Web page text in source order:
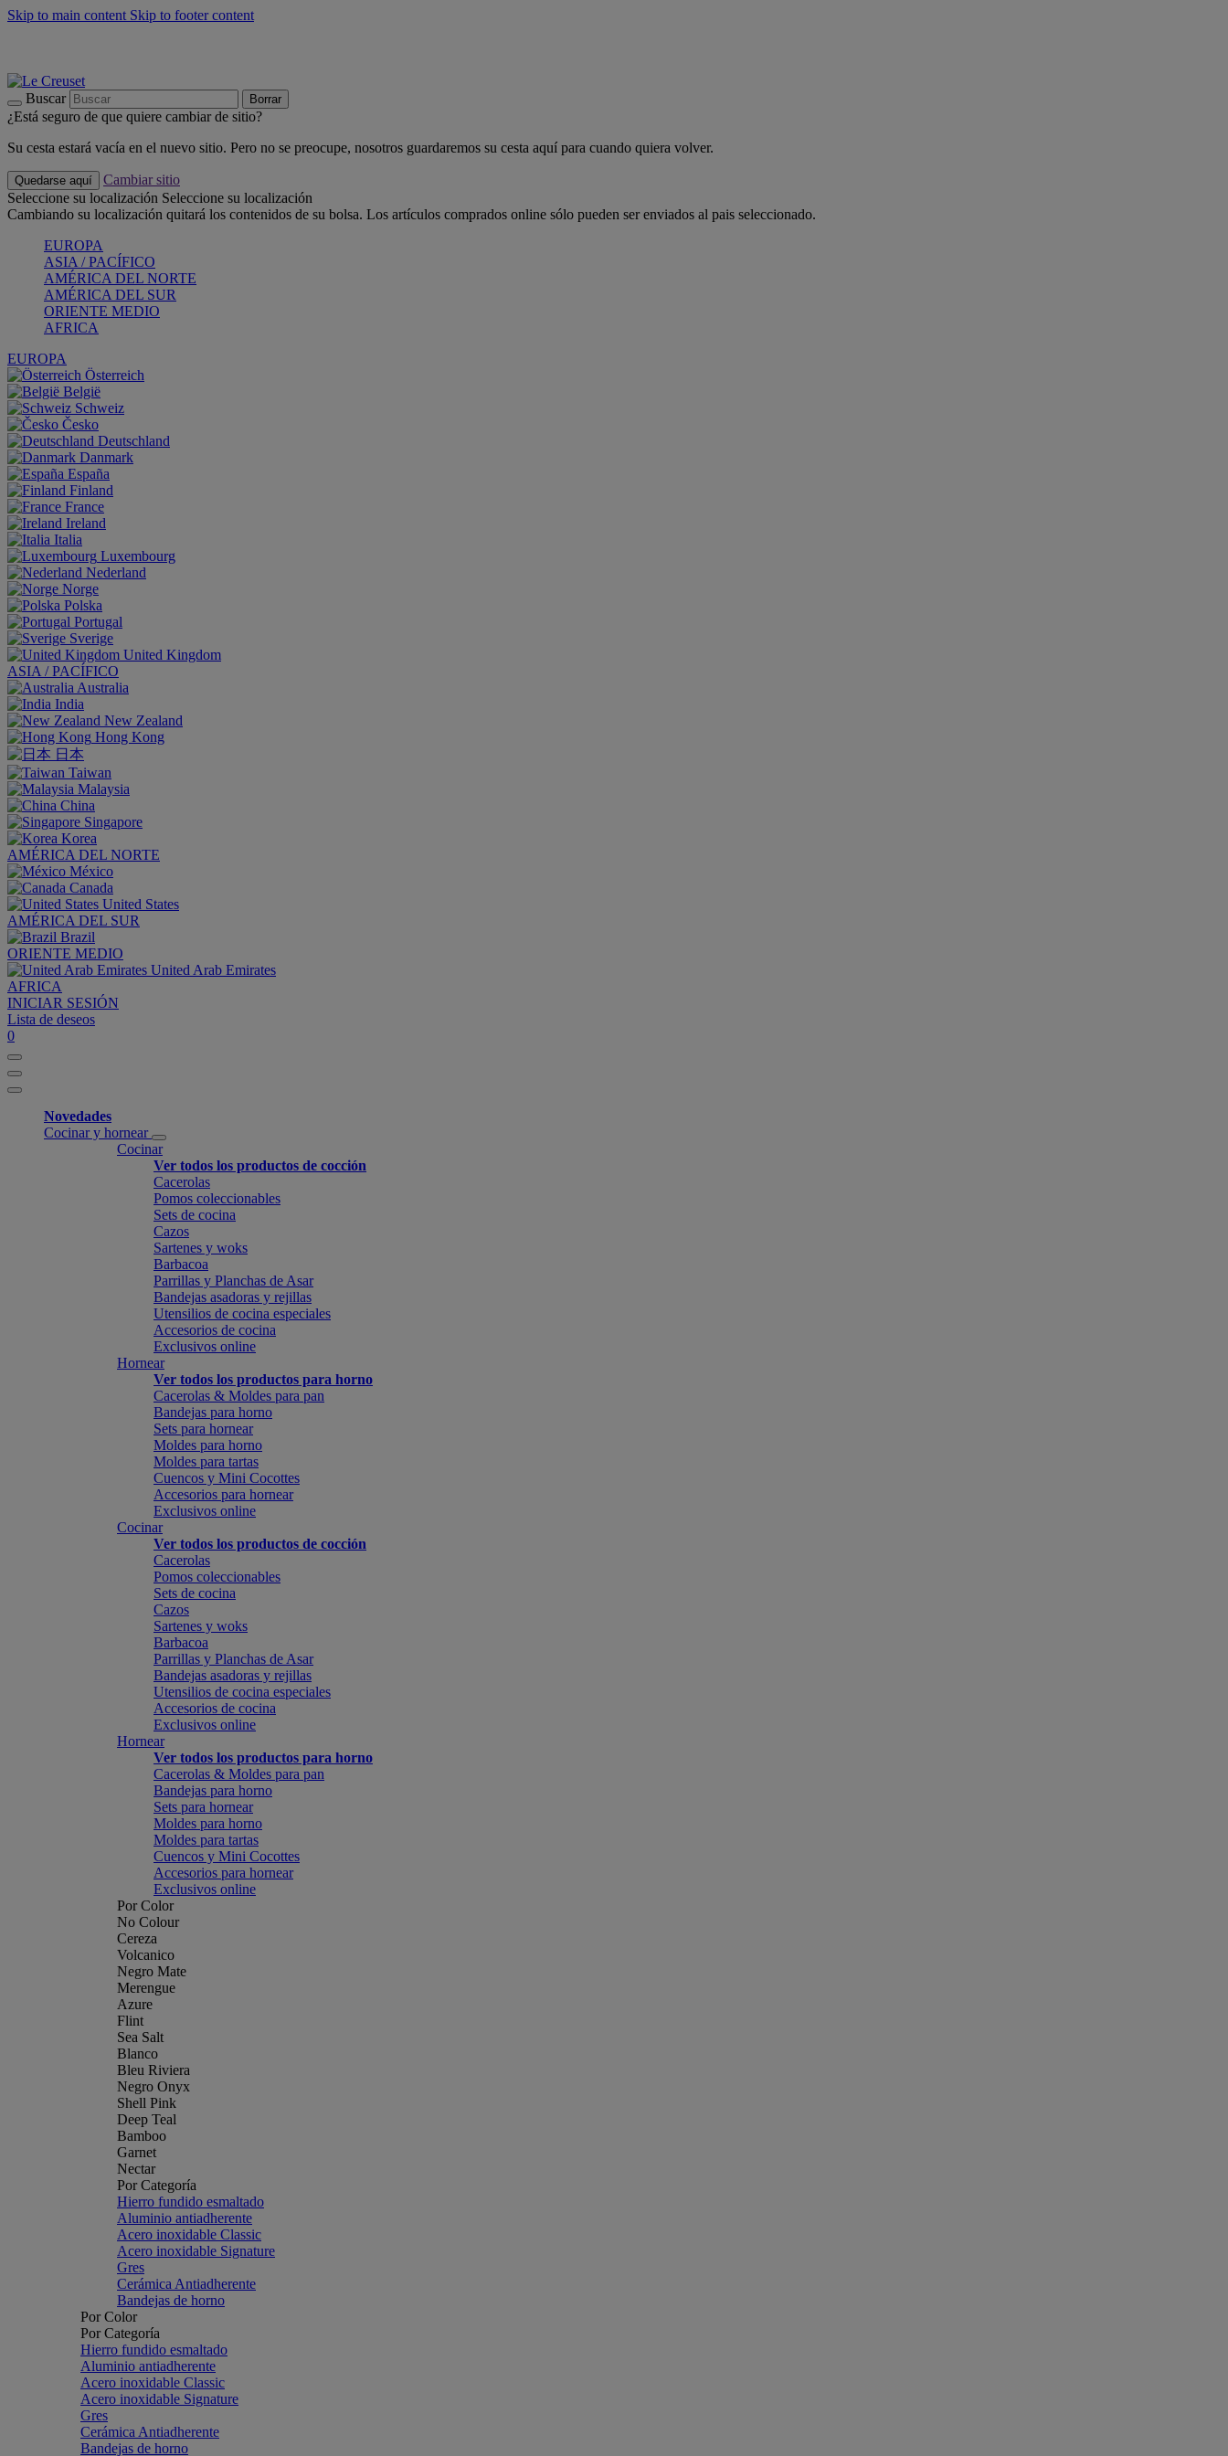
Skip to main content Skip to footer content
Buscar Borrar
¿Está seguro de que quiere cambiar de sitio?
Su cesta estará vacía en el nuevo sitio. Pero no se preocupe, nosotros guardaremos su cesta aquí para cuando quiera volver.
Quedarse aquí
Cambiar sitio
Seleccione su localización Seleccione su localización
Cambiando su localización quitará los contenidos de su bolsa. Los artículos comprados online sólo pueden ser enviados al pais seleccionado.
EUROPA
ASIA / PACÍFICO
AMÉRICA DEL NORTE
AMÉRICA DEL SUR
ORIENTE MEDIO
AFRICA
EUROPA
Österreich
België
Schweiz
Česko
Deutschland
Danmark
España
Finland
France
Ireland
Italia
Luxembourg
Nederland
Norge
Polska
Portugal
Sverige
United Kingdom
ASIA / PACÍFICO
Australia
India
New Zealand
Hong Kong
日本
Taiwan
Malaysia
China
Singapore
Korea
AMÉRICA DEL NORTE
México
Canada
United States
AMÉRICA DEL SUR
Brazil
ORIENTE MEDIO
United Arab Emirates
AFRICA
INICIAR SESIÓN
Lista de deseos
0
Novedades
Cocinar y hornear
Cocinar
Ver todos los productos de cocción
Cacerolas
Pomos coleccionables
Sets de cocina
Cazos
Sartenes y woks
Barbacoa
Parrillas y Planchas de Asar
Bandejas asadoras y rejillas
Utensilios de cocina especiales
Accesorios de cocina
Exclusivos online
Hornear
Ver todos los productos para horno
Cacerolas & Moldes para pan
Bandejas para horno
Sets para hornear
Moldes para horno
Moldes para tartas
Cuencos y Mini Cocottes
Accesorios para hornear
Exclusivos online
Cocinar
Ver todos los productos de cocción
Cacerolas
Pomos coleccionables
Sets de cocina
Cazos
Sartenes y woks
Barbacoa
Parrillas y Planchas de Asar
Bandejas asadoras y rejillas
Utensilios de cocina especiales
Accesorios de cocina
Exclusivos online
Hornear
Ver todos los productos para horno
Cacerolas & Moldes para pan
Bandejas para horno
Sets para hornear
Moldes para horno
Moldes para tartas
Cuencos y Mini Cocottes
Accesorios para hornear
Exclusivos online
Por Color
No Colour
Cereza
Volcanico
Negro Mate
Merengue
Azure
Flint
Sea Salt
Blanco
Bleu Riviera
Negro Onyx
Shell Pink
Deep Teal
Bamboo
Garnet
Nectar
Por Categoría
Hierro fundido esmaltado
Aluminio antiadherente
Acero inoxidable Classic
Acero inoxidable Signature
Gres
Cerámica Antiadherente
Bandejas de horno
Por Color
Por Categoría
Hierro fundido esmaltado
Aluminio antiadherente
Acero inoxidable Classic
Acero inoxidable Signature
Gres
Cerámica Antiadherente
Bandejas de horno